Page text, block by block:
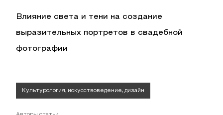
Влияние света и тени на создание
выразительных портретов в свадебной
фотографии
Культурология, искусствоведение, дизайн